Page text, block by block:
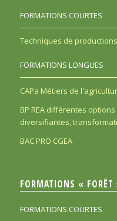
FORMATIONS COURTES
Techniques de
FORMATIONS LONGUES
CAPa Métiers de
BP REA différentes
diversifiantes,
BAC PRO CGEA
FORMATIONS « FORÊT
FORMATIONS COURTES